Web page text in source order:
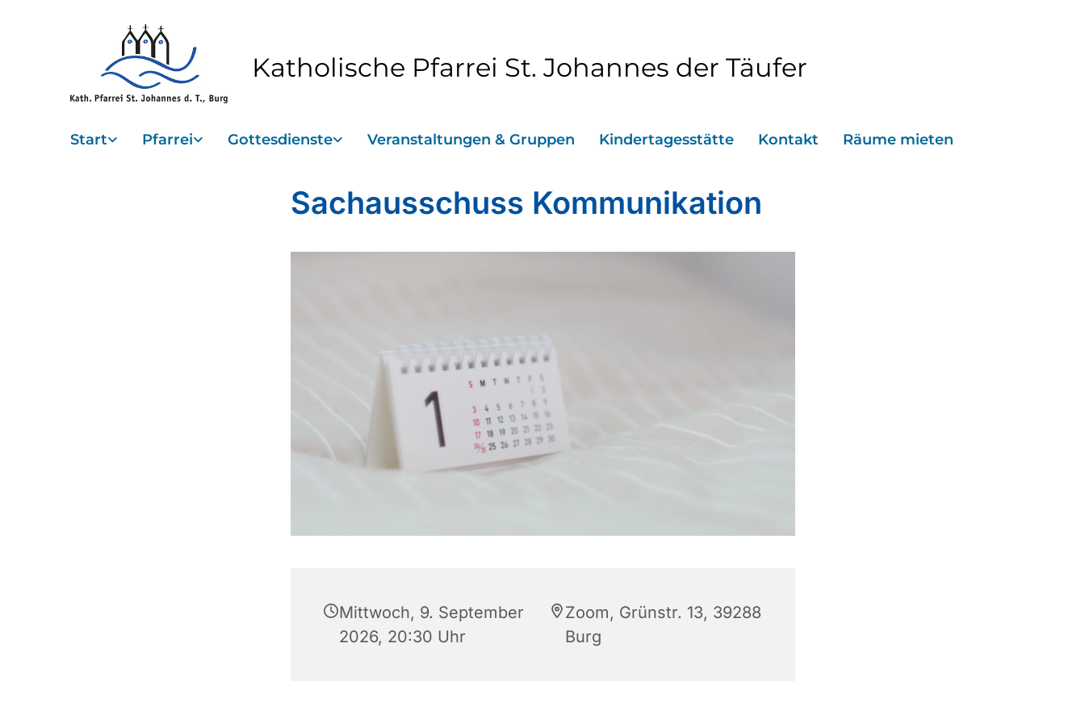
Katholische Pfarrei St. Johannes der Täufer
Start Pfarrei Gottesdienste Veranstaltungen & Gruppen Kindertagesstätte Kontakt Räume mieten
Sachausschuss Kommunikation
Mittwoch, 9. September
2026, 20:30 Uhr
Zoom, Grünstr. 13, 39288
Burg